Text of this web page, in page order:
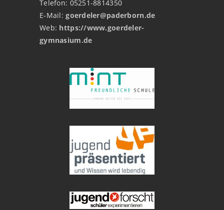
Telefon: 05251-8814350
E-Mail:goerdeler@paderborn.de
Web: https://www.goerdeler-
gymnasium.de